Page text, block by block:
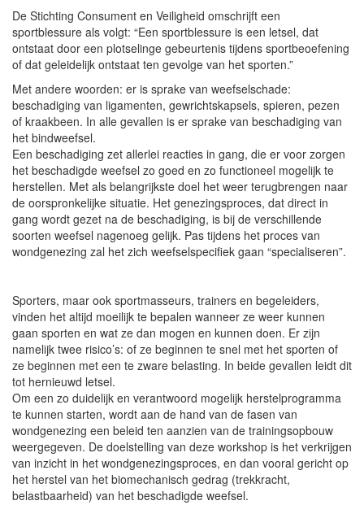
De Stichting Consument en Veiligheid omschrijft een
sportblessure als volgt: “Een sportblessure is een letsel, dat
ontstaat door een plotselinge gebeurtenis tijdens sportbeoefening
of dat geleidelijk ontstaat ten gevolge van het sporten.”
Met andere woorden: er is sprake van weefselschade:
beschadiging van ligamenten, gewrichtskapsels, spieren, pezen
of kraakbeen. In alle gevallen is er sprake van beschadiging van
het bindweefsel.
Een beschadiging zet allerlei reacties in gang, die er voor zorgen
het beschadigde weefsel zo goed en zo functioneel mogelijk te
herstellen. Met als belangrijkste doel het weer terugbrengen naar
de oorspronkelijke situatie. Het genezingsproces, dat direct in
gang wordt gezet na de beschadiging, is bij de verschillende
soorten weefsel nagenoeg gelijk. Pas tijdens het proces van
wondgenezing zal het zich weefselspecifiek gaan “specialiseren”.
Sporters, maar ook sportmasseurs, trainers en begeleiders,
vinden het altijd moeilijk te bepalen wanneer ze weer kunnen
gaan sporten en wat ze dan mogen en kunnen doen. Er zijn
namelijk twee risico’s: of ze beginnen te snel met het sporten of
ze beginnen met een te zware belasting. In beide gevallen leidt dit
tot hernieuwd letsel.
Om een zo duidelijk en verantwoord mogelijk herstelprogramma
te kunnen starten, wordt aan de hand van de fasen van
wondgenezing een beleid ten aanzien van de trainingsopbouw
weergegeven. De doelstelling van deze workshop is het verkrijgen
van inzicht in het wondgenezingsproces, en dan vooral gericht op
het herstel van het biomechanisch gedrag (trekkracht,
belastbaarheid) van het beschadigde weefsel.